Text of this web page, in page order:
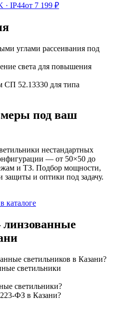
· IP44от 7 199 ₽
углами рассеивания под
света для повышения
СП 52.13330 для типа
под ваш
нестандартных
— от 50×50 до
и ТЗ. Подбор мощности,
защиты и оптики под задачу.
каталоге
линзованные
светильников в Казани?
светильники
светильники?
ФЗ в Казани?